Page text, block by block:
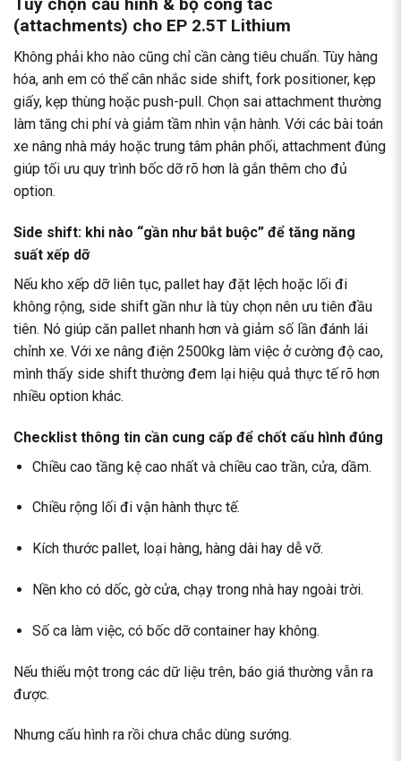
Tùy chọn cấu hình & bộ công tác
(attachments) cho EP 2.5T Lithium
Không phải kho nào cũng chỉ cần càng tiêu chuẩn. Tùy hàng
hóa, anh em có thể cân nhắc side shift, fork positioner, kẹp
giấy, kẹp thùng hoặc push-pull. Chọn sai attachment thường
làm tăng chi phí và giảm tầm nhìn vận hành. Với các bài toán
xe nâng nhà máy hoặc trung tâm phân phối, attachment đúng
giúp tối ưu quy trình bốc dỡ rõ hơn là gắn thêm cho đủ
option.
Side shift: khi nào “gần như bắt buộc” để tăng năng
suất xếp dỡ
Nếu kho xếp dỡ liên tục, pallet hay đặt lệch hoặc lối đi
không rộng, side shift gần như là tùy chọn nên ưu tiên đầu
tiên. Nó giúp căn pallet nhanh hơn và giảm số lần đánh lái
chỉnh xe. Với xe nâng điện 2500kg làm việc ở cường độ cao,
mình thấy side shift thường đem lại hiệu quả thực tế rõ hơn
nhiều option khác.
Checklist thông tin cần cung cấp để chốt cấu hình đúng
Chiều cao tầng kệ cao nhất và chiều cao trần, cửa, dầm.
Chiều rộng lối đi vận hành thực tế.
Kích thước pallet, loại hàng, hàng dài hay dễ vỡ.
Nền kho có dốc, gờ cửa, chạy trong nhà hay ngoài trời.
Số ca làm việc, có bốc dỡ container hay không.
Nếu thiếu một trong các dữ liệu trên, báo giá thường vẫn ra
được.
Nhưng cấu hình ra rồi chưa chắc dùng sướng.